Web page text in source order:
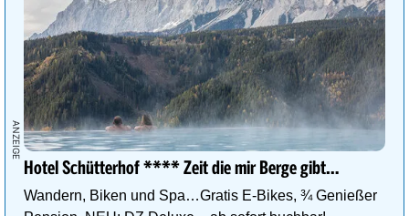
Hotel Schütterhof **** Zeit die mir Berge gibt…
Wandern, Biken und Spa…Gratis E-Bikes, ¾ Genießer